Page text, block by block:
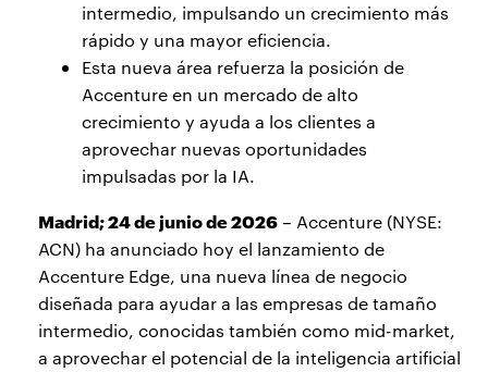
intermedio, impulsando un crecimiento más
rápido y una mayor eficiencia.
Esta nueva área refuerza la posición de
Accenture en un mercado de alto
crecimiento y ayuda a los clientes a
aprovechar nuevas oportunidades
impulsadas por la IA.
Madrid; 24 de junio de 2026– Accenture (NYSE:
ACN) ha anunciado hoy el lanzamiento de
Accenture Edge, una nueva línea de negocio
diseñada para ayudar a las empresas de tamaño
intermedio, conocidas también como mid-market,
a aprovechar el potencial de la inteligencia artificial